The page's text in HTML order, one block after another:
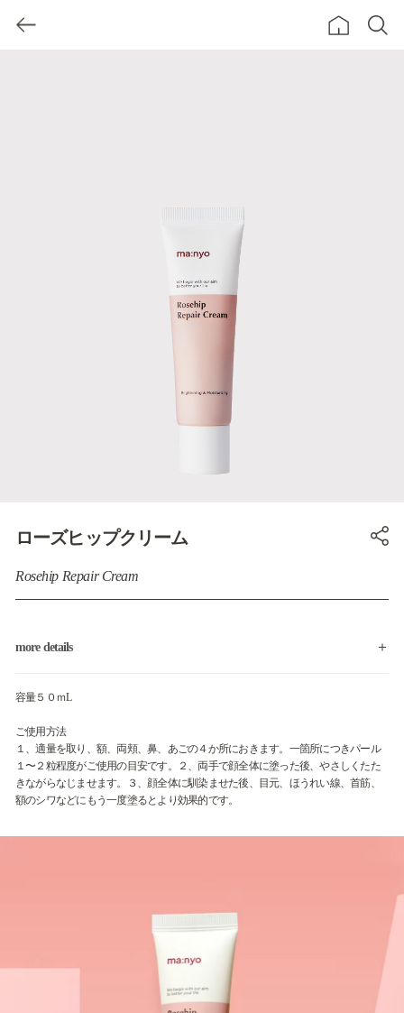
ローズヒップクリーム
Rosehip Repair Cream
more details
容量５０ｍL
ご使用方法
１、適量を取り、額、両頬、鼻、あごの４か所におきます。一箇所につきパール
１〜２粒程度がご使用の目安です。２、両手で顔全体に塗った後、やさしくたた
きながらなじませます。３、顔全体に馴染ませた後、目元、ほうれい線、首筋、
額のシワなどにもう一度塗るとより効果的です。